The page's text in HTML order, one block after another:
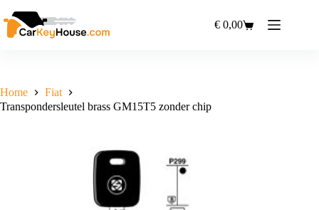
naar
de
Winkelwagen
€ 0,00
Home
Fiat
Transpondersleutel brass GM15T5 zonder chip